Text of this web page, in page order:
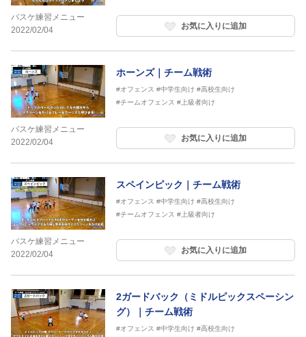
バスケ練習メニュー
2022/02/04
お気に入りに追加
バスケ練習メニュー
2022/02/04
ホーンズ｜チーム戦術
#オフェンス #中学生向け #高校生向け
#チームオフェンス #上級者向け
お気に入りに追加
バスケ練習メニュー
2022/02/04
スペインピック｜チーム戦術
#オフェンス #中学生向け #高校生向け
#チームオフェンス #上級者向け
お気に入りに追加
2ガードバック（ミドルピックスペーシン
グ）｜チーム戦術
#オフェンス #中学生向け #高校生向け